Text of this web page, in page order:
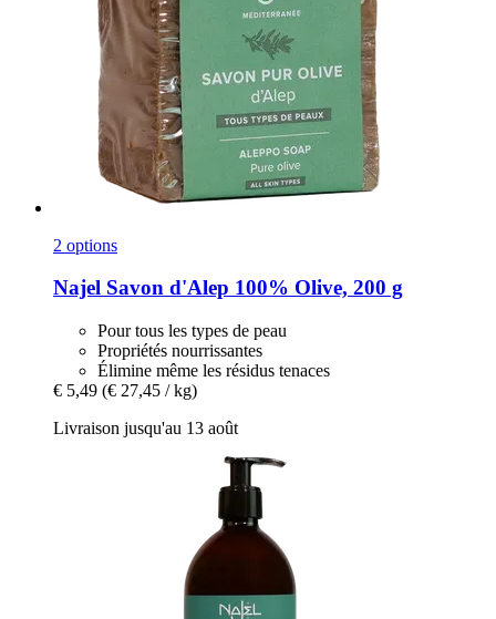
2 options
Najel Savon d'Alep 100% Olive, 200 g
Pour tous les types de peau
Propriétés nourrissantes
Élimine même les résidus tenaces
€ 5,49 (€ 27,45 / kg)
Livraison jusqu'au 13 août